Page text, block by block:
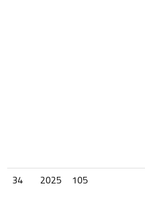
34
2025 105